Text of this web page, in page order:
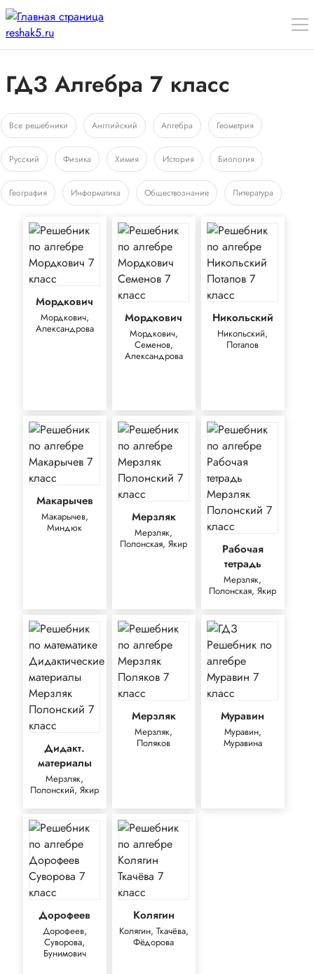
ГДЗ Алгебра 7 класс
Все решебники Английский Алгебра Геометрия
Русский Физика Химия История Биология
География Информатика Обществознание Литература
Мордкович
Мордкович,
Александрова
Мордкович
Мордкович,
Семенов,
Александрова
Никольский
Никольский,
Потапов
Макарычев
Макарычев,
Миндюк
Мерзляк
Мерзляк,
Полонская, Якир
Рабочая
тетрадь
Мерзляк,
Полонская, Якир
Дидакт.
материалы
Мерзляк,
Полонский, Якир
Мерзляк
Мерзляк,
Поляков
Муравин
Муравин,
Муравина
Дорофеев
Дорофеев,
Суворова,
Бунимович
Колягин
Колягин, Ткачёва,
Фёдорова